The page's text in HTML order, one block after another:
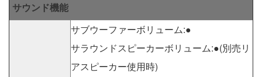
サウンド機能
サブウーファーボリューム:●
サラウンドスピーカーボリューム:●(別売リ
アスピーカー使用時)